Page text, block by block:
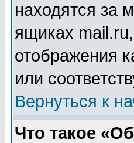
находятся за
ящиках
отображения
или
Вернуться к
Что такое